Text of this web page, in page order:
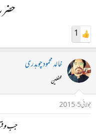
1
خالد محمود چوہدری
محفلین
جولائی 5، 2015
جب